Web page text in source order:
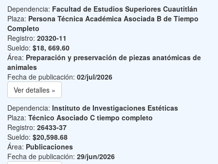
Dependencia: Facultad de Estudios Superiores Cuautitlán
Plaza: Persona Técnica Académica Asociada B de Tiempo
Completo
Registro: 20320-11
Sueldo: $18, 669.60
Área: Preparación y preservación de piezas anatómicas de
animales
Fecha de publicación: 02/jul/2026
Ver detalles »
Dependencia: Instituto de Investigaciones Estéticas
Plaza: Técnico Asociado C tiempo completo
Registro: 26433-37
Sueldo: $20,598.68
Área: Publicaciones
Fecha de publicación: 29/jun/2026